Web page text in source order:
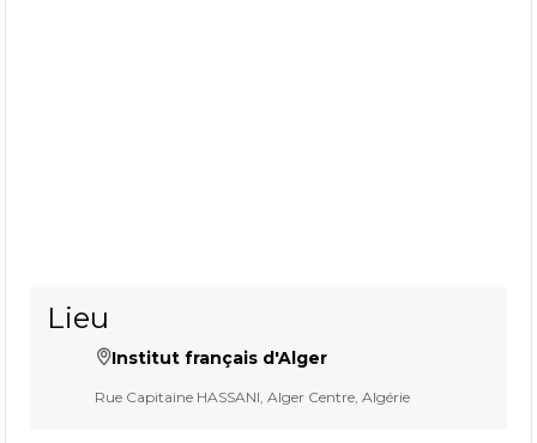
Lieu
Institut français d'Alger
Rue Capitaine HASSANI, Alger Centre, Algérie